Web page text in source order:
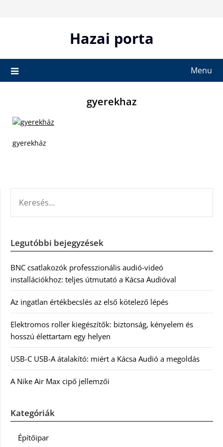
Hazai porta
Menu
gyerekhaz
gyerekház
Legutóbbi bejegyzések
BNC csatlakozók professzionális audió-videó
installációkhoz: teljes útmutató a Kácsa Audióval
Az ingatlan értékbecslés az első kötelező lépés
Elektromos roller kiegészítők: biztonság, kényelem és
hosszú élettartam egy helyen
USB-C USB-A átalakító: miért a Kácsa Audió a megoldás
A Nike Air Max cipő jellemzői
Kategóriák
Építőipar